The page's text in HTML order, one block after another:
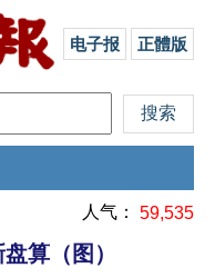
电子报 正體版
人气： 59,535
算（图）